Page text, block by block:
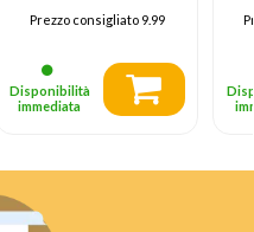
Prezzo consigliato9.99
Disponibilità
immediata